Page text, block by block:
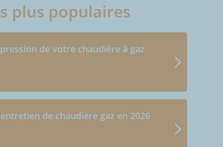
plus populaires
de votre chaudière à gaz
de chaudière gaz en 2026